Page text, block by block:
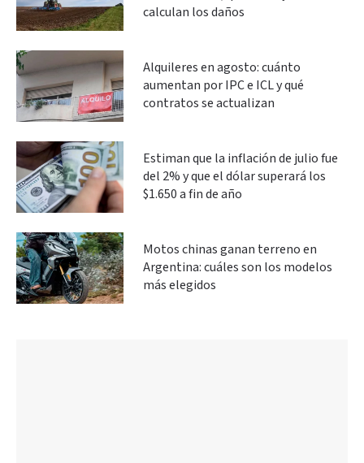
calculan los daños
Alquileres en agosto: cuánto
aumentan por IPC e ICL y qué
contratos se actualizan
Estiman que la inflación de julio fue
del 2% y que el dólar superará los
$1.650 a fin de año
Motos chinas ganan terreno en
Argentina: cuáles son los modelos
más elegidos